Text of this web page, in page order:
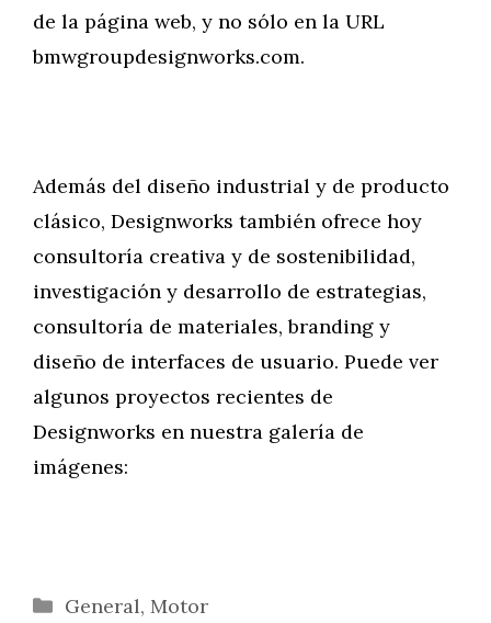
de la página web, y no sólo en la URL
bmwgroupdesignworks.com.
Además del diseño industrial y de producto
clásico, Designworks también ofrece hoy
consultoría creativa y de sostenibilidad,
investigación y desarrollo de estrategias,
consultoría de materiales, branding y
diseño de interfaces de usuario. Puede ver
algunos proyectos recientes de
Designworks en nuestra galería de
imágenes:
Categorías
General, Motor